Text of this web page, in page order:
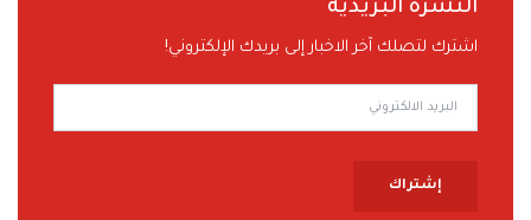
النشرة البريدية
اشترك لتصلك آخر الاخبار إلى بريدك الإلكتروني!
إشتراك